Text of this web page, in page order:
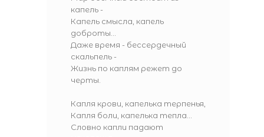
капель -
Капель смысла, капель
доброты...
Даже время - бессердечный
скальпель -
Жизнь по каплям режет до
черты.
Капля крови, капелька терпенья,
Капля боли, капелька тепла...
Словно капли падают